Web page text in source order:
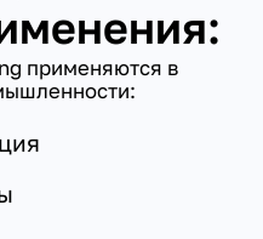
применяются в